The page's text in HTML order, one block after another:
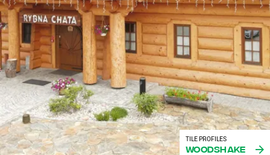
TILE PROFILES
Woodshake